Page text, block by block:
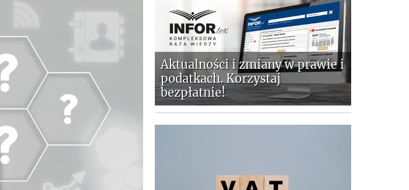
Aktualności i zmiany w prawie i
podatkach. Korzystaj
bezpłatnie!